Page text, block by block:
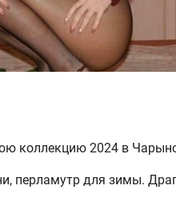
коллекцию 2024 в
перламутр для зимы.